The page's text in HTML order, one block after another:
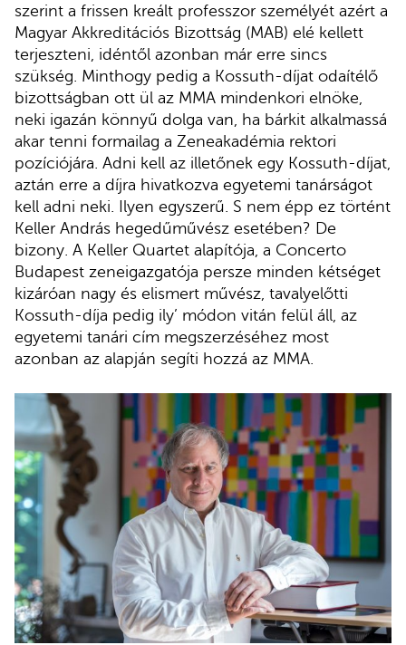
szerint a frissen kreált professzor személyét azért a
Magyar Akkreditációs Bizottság (MAB) elé kellett
terjeszteni, idéntől azonban már erre sincs
szükség. Minthogy pedig a Kossuth-díjat odaítélő
bizottságban ott ül az MMA mindenkori elnöke,
neki igazán könnyű dolga van, ha bárkit alkalmassá
akar tenni formailag a Zeneakadémia rektori
pozíciójára. Adni kell az illetőnek egy Kossuth-díjat,
aztán erre a díjra hivatkozva egyetemi tanárságot
kell adni neki. Ilyen egyszerű. S nem épp ez történt
Keller András hegedűművész esetében? De
bizony. A Keller Quartet alapítója, a Concerto
Budapest zeneigazgatója persze minden kétséget
kizáróan nagy és elismert művész, tavalyelőtti
Kossuth-díja pedig ily’ módon vitán felül áll, az
egyetemi tanári cím megszerzéséhez most
azonban az alapján segíti hozzá az MMA.